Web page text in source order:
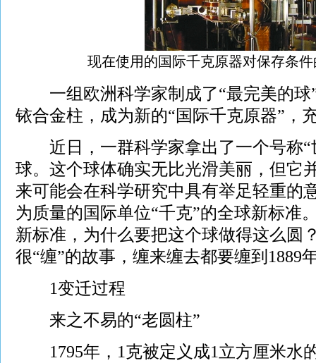
现在使用的国际千克原器对保存条
一组欧洲科学家制成了“最完美的球
铱合金柱，成为新的“国际千克原器”，
近日，一群科学家拿出了一个号称“
球。这个球体确实无比光滑美丽，但它
来可能会在科学研究中具有举足轻重的
为质量的国际单位“千克”的全球新标准
新标准，为什么要把这个球做得这么圆
很“缠”的故事，缠来缠去都要缠到1889
1变迁过程
来之不易的“老圆柱”
1795年，1克被定义成1立方厘米水